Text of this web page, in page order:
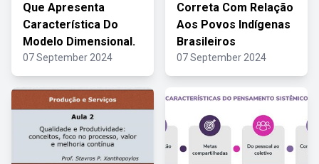
Que Apresenta
Característica Do
Modelo Dimensional.
07 September 2024
Correta Com Relação
Aos Povos Indígenas
Brasileiros
07 September 2024